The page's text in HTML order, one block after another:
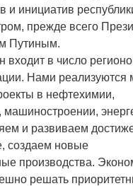
и инициатив
прежде всего
Путиным.
входит в число
Нами
в нефтехимии,
и развиваем
создаем новые
производства.
решать